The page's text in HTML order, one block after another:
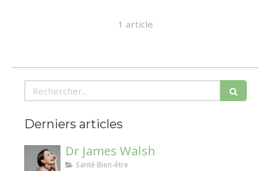
1 article
Rechercher
Derniers articles
Dr James Walsh
Santé Bien-être